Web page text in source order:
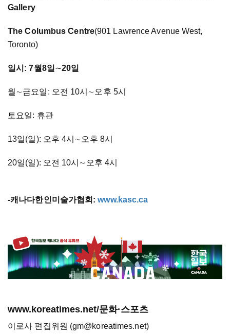
Gallery
The Columbus Centre(901 Lawrence Avenue West,
Toronto)
일시: 7월8일 ∼20일
월∼금요일: 오전 10시∼오후 5시
토요일: 휴관
13일(일): 오후 4시∼오후 8시
20일(일): 오전 10시∼오후 4시
-캐나다한인미술가협회:www.kasc.ca
www.koreatimes.net/문화·스포츠
이로사 편집위원 (gm@koreatimes.net)